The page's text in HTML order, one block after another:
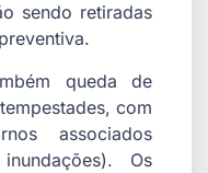
sendo retiradas
queda de
com
associados
Os